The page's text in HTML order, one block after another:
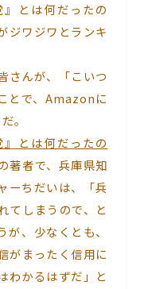
とは何だったの
ジワジワとランキ
さんが、「こいつ
とで、Amazonに
。
』とは何だったの
著者で、兵庫県知
ーちだいは、「兵
てしまうので、と
、少なくとも、
がまったく信用に
わかるはずだ」と